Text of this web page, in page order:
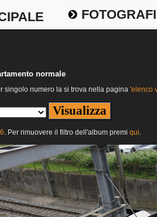
normale
singolo numero la si trova nella pagina 'elenco
. Per rimuovere il filtro dell'album premi qui.